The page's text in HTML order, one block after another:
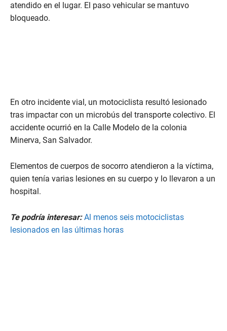
atendido en el lugar. El paso vehicular se mantuvo
bloqueado.
En otro incidente vial, un motociclista resultó lesionado
tras impactar con un microbús del transporte colectivo. El
accidente ocurrió en la Calle Modelo de la colonia
Minerva, San Salvador.
Elementos de cuerpos de socorro atendieron a la víctima,
quien tenía varias lesiones en su cuerpo y lo llevaron a un
hospital.
Te podría interesar:Al menos seis motociclistas
lesionados en las últimas horas